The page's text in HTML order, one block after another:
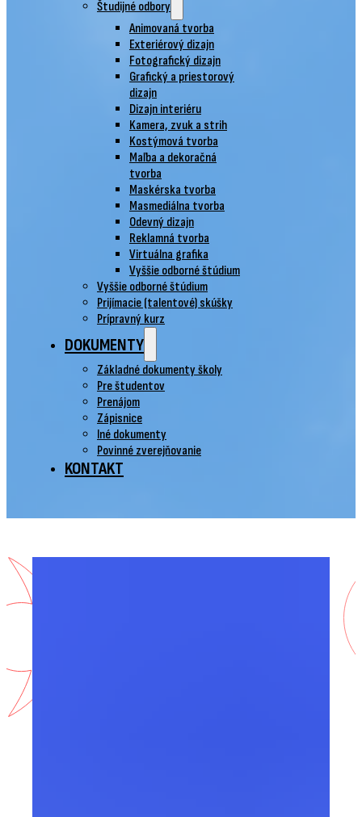
Študijné odbory
Animovaná tvorba
Exteriérový dizajn
Fotografický dizajn
Grafický a priestorový
dizajn
Dizajn interiéru
Kamera, zvuk a strih
Kostýmová tvorba
Maľba a dekoračná
tvorba
Maskérska tvorba
Masmediálna tvorba
Odevný dizajn
Reklamná tvorba
Virtuálna grafika
Vyššie odborné štúdium
Vyššie odborné štúdium
Prijímacie (talentové) skúšky
Prípravný kurz
DOKUMENTY
Základné dokumenty školy
Pre študentov
Prenájom
Zápisnice
Iné dokumenty
Povinné zverejňovanie
KONTAKT